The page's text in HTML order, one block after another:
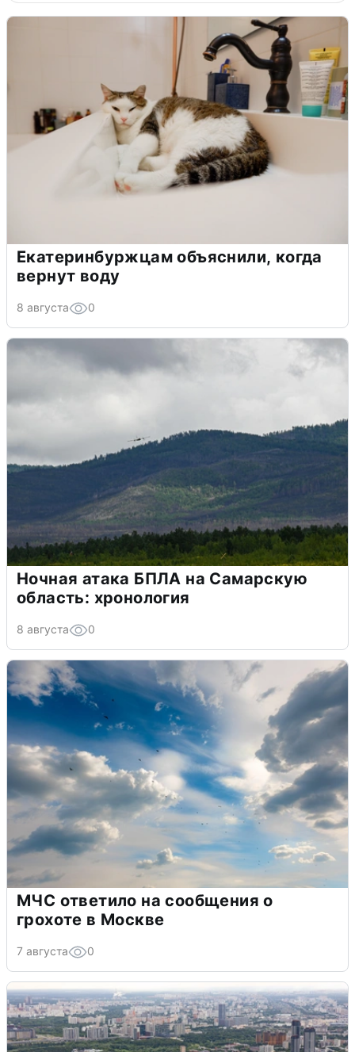
Екатеринбуржцам объяснили, когда
вернут воду
8 августа 0
Ночная атака БПЛА на Самарскую
область: хронология
8 августа 0
МЧС ответило на сообщения о
грохоте в Москве
7 августа 0